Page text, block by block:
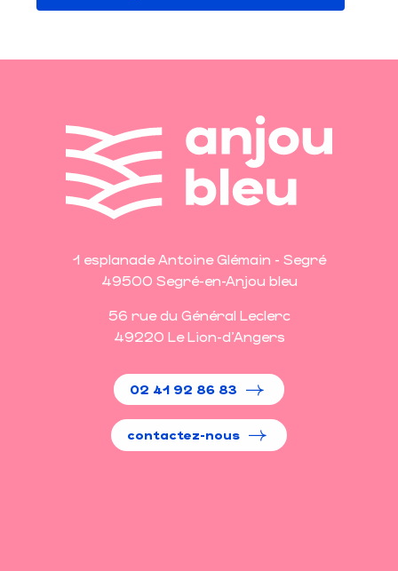
1 esplanade Antoine Glémain - Segré
49500 Segré-en-Anjou bleu
56 rue du Général Leclerc
49220 Le Lion-d'Angers
02 41 92 86 83
contactez-nous